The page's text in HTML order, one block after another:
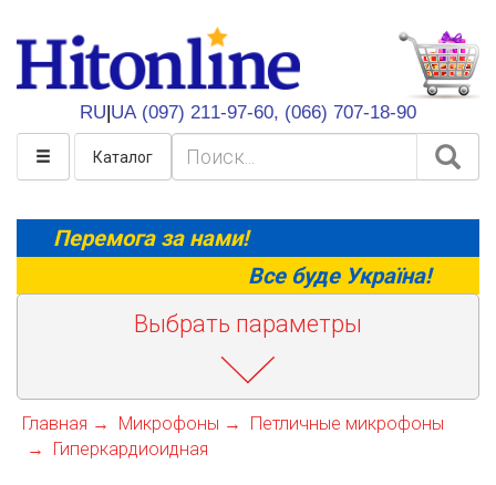
RU|UA (097) 211-97-60, (066) 707-18-90
HitOnline
Каталог
Перемога за нами!
Все буде Україна!
Выбрать параметры
Главная Микрофоны
Петличные микрофоны
Гиперкардиоидная